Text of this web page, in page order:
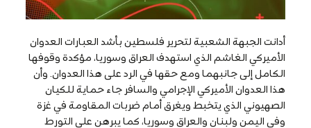
أدانت الجبهة الشعبية لتحرير فلسطين بأشد العبارات العدوان
الأميركي الغاشم الذي استهدف العراق وسوريا، مؤكدة وقوفها
الكامل إلى جانبهما ومع حقها في الرد على هذا العدوان. وأن
هذا العدوان الأميركي الإجرامي والسافر جاء حماية للكيان
الصهيوني الذي يتخبط ويغرق أمام ضربات المقاومة في غزة
وفي اليمن ولبنان والعراق وسوريا، كما يبرهن على التورط